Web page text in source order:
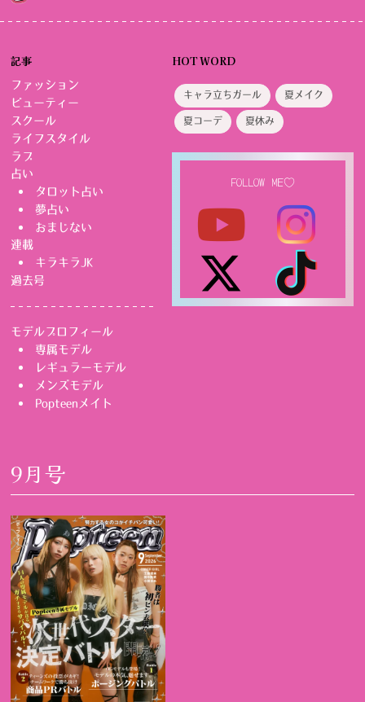
記事
ファッション
ビューティー
スクール
ライフスタイル
ラブ
占い
タロット占い
夢占い
おまじない
連載
キラキラJK
過去号
モデルプロフィール
専属モデル
レギュラーモデル
メンズモデル
Popteenメイト
HOT WORD
キャラ立ちガール 夏メイク
夏コーデ 夏休み
FOLLOW ME♡
9月号